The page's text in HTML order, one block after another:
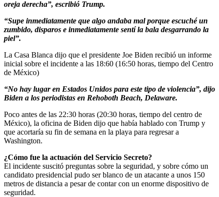
oreja derecha”, escribió Trump.
“Supe inmediatamente que algo andaba mal porque escuché un
zumbido, disparos e inmediatamente sentí la bala desgarrando la
piel”.
La Casa Blanca dijo que el presidente Joe Biden recibió un informe
inicial sobre el incidente a las 18:60 (16:50 horas, tiempo del Centro
de México)
“No hay lugar en Estados Unidos para este tipo de violencia”, dijo
Biden a los periodistas en Rehoboth Beach, Delaware.
Poco antes de las 22:30 horas (20:30 horas, tiempo del centro de
México), la oficina de Biden dijo que había hablado con Trump y
que acortaría su fin de semana en la playa para regresar a
Washington.
¿Cómo fue la actuación del Servicio Secreto?
El incidente suscitó preguntas sobre la seguridad, y sobre cómo un
candidato presidencial pudo ser blanco de un atacante a unos 150
metros de distancia a pesar de contar con un enorme dispositivo de
seguridad.